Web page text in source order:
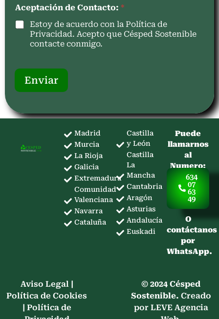
Aceptación de Contacto: *
Estoy de acuerdo con la Política de
Privacidad. Acepto que Césped Sostenible
contacte conmigo.
Enviar
Madrid
Murcia
La Rioja
Galicia
Extremadura
Comunidad
Valenciana
Navarra
Cataluña
Castilla
y León
Castilla
La
Mancha
Cantabria
Aragón
Asturias
Andalucía
Euskadi
Puede
llamarnos
al
Numero:
634
07
63
49
O
contáctanos
por
WhatsApp.
Aviso Legal |
Política de Cookies
| Política de
© 2024 Césped
Sostenible. Creado
por LEVE Agencia